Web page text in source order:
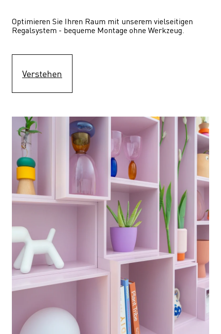
Optimieren Sie Ihren Raum mit unserem vielseitigen
Regalsystem - bequeme Montage ohne Werkzeug.
Verstehen